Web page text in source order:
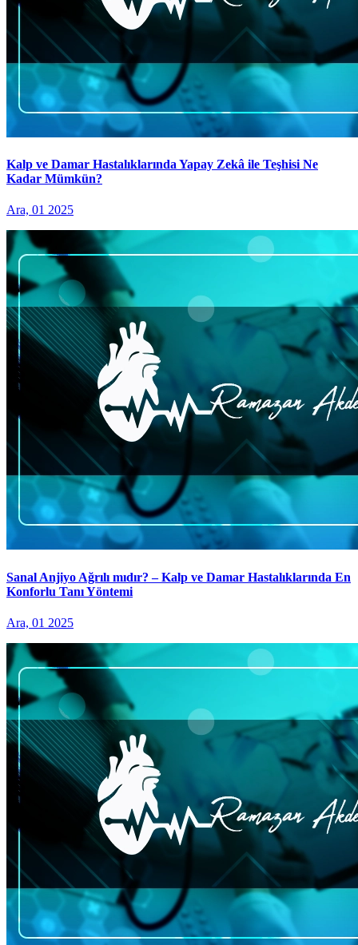
Kalp ve Damar Hastalıklarında Yapay Zekâ ile Teşhisi Ne
Kadar Mümkün?
Ara, 01 2025
Sanal Anjiyo Ağrılı mıdır? – Kalp ve Damar Hastalıklarında En
Konforlu Tanı Yöntemi
Ara, 01 2025